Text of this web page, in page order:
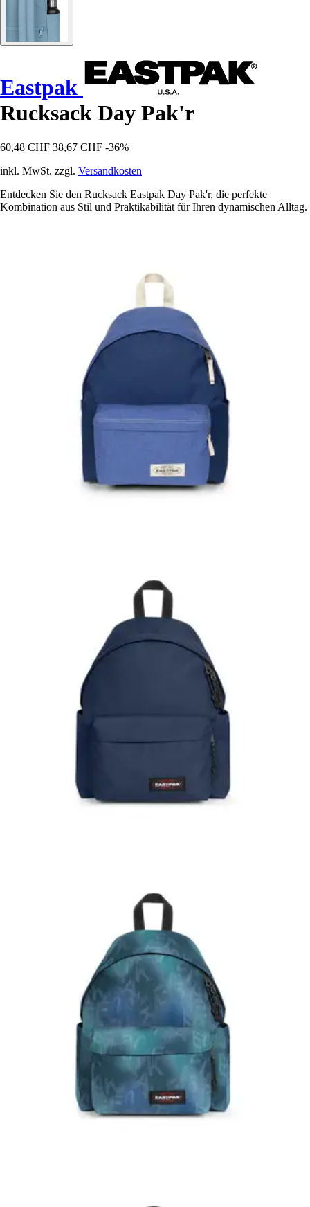
Eastpak
Rucksack Day Pak'r
60,48 CHF 38,67 CHF -36%
inkl. MwSt. zzgl. Versandkosten
Entdecken Sie den Rucksack Eastpak Day Pak'r, die perfekte
Kombination aus Stil und Praktikabilität für Ihren dynamischen Alltag.